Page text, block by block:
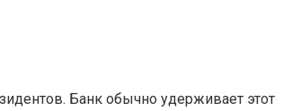
Банк обычно удерживает этот